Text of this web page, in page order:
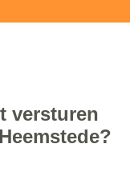
versturen